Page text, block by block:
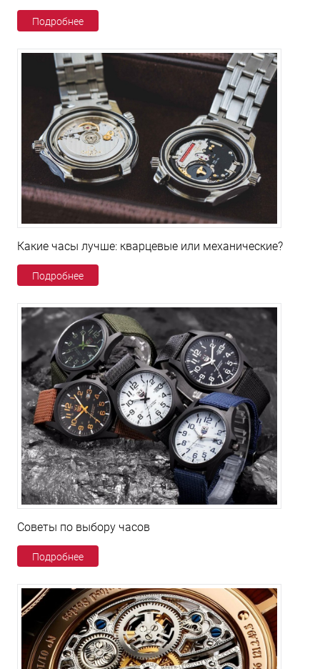
Подробнее
Какие часы лучше: кварцевые или механические?
Подробнее
Советы по выбору часов
Подробнее